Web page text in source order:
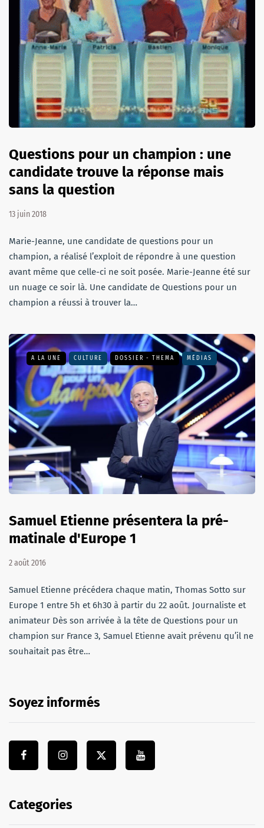
Questions pour un champion : une
candidate trouve la réponse mais
sans la question
13 juin 2018
Marie-Jeanne, une candidate de questions pour un
champion, a réalisé l’exploit de répondre à une question
avant même que celle-ci ne soit posée. Marie-Jeanne été sur
un nuage ce soir là. Une candidate de Questions pour un
champion a réussi à trouver la…
A LA UNE CULTURE DOSSIER - THEMA MÉDIAS
Samuel Etienne présentera la pré-
matinale d'Europe 1
2 août 2016
Samuel Etienne précédera chaque matin, Thomas Sotto sur
Europe 1 entre 5h et 6h30 à partir du 22 août. Journaliste et
animateur Dès son arrivée à la tête de Questions pour un
champion sur France 3, Samuel Etienne avait prévenu qu’il ne
souhaitait pas être…
Soyez informés
Categories